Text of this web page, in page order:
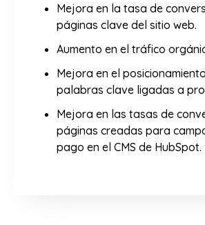
Mejora en la tasa de
páginas clave del sitio web.
Aumento en el tráfico
Mejora en el
palabras clave ligadas a
Mejora en las tasas de
páginas creadas para
pago en el CMS de HubSpot.